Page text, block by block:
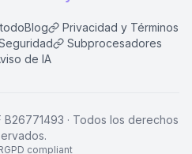
Blog
Privacidad y Términos
Subprocesadores
de IA
B26771493 · Todos los derechos
compliant